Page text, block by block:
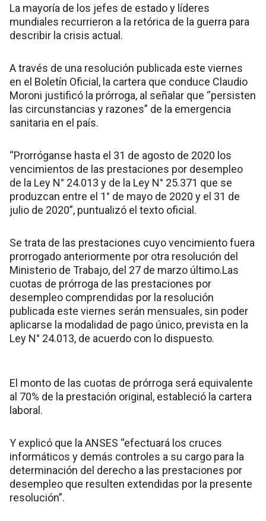
La mayoría de los jefes de estado y líderes
mundiales recurrieron a la retórica de la guerra para
describir la crisis actual.
A través de una resolución publicada este viernes
en el Boletín Oficial, la cartera que conduce Claudio
Moroni justificó la prórroga, al señalar que “persisten
las circunstancias y razones” de la emergencia
sanitaria en el país.
“Prorróganse hasta el 31 de agosto de 2020 los
vencimientos de las prestaciones por desempleo
de la Ley N° 24.013 y de la Ley N° 25.371 que se
produzcan entre el 1° de mayo de 2020 y el 31 de
julio de 2020”, puntualizó el texto oficial.
Se trata de las prestaciones cuyo vencimiento fuera
prorrogado anteriormente por otra resolución del
Ministerio de Trabajo, del 27 de marzo último.Las
cuotas de prórroga de las prestaciones por
desempleo comprendidas por la resolución
publicada este viernes serán mensuales, sin poder
aplicarse la modalidad de pago único, prevista en la
Ley N° 24.013, de acuerdo con lo dispuesto.
El monto de las cuotas de prórroga será equivalente
al 70% de la prestación original, estableció la cartera
laboral.
Y explicó que la ANSES “efectuará los cruces
informáticos y demás controles a su cargo para la
determinación del derecho a las prestaciones por
desempleo que resulten extendidas por la presente
resolución”.